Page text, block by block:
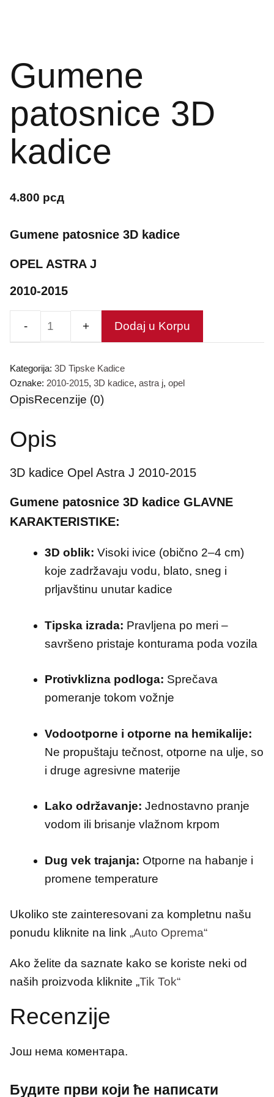
Gumene
patosnice 3D
kadice
4.800 рсд
Gumene patosnice 3D kadice
OPEL ASTRA J
2010-2015
Gumene
3D
kadice
количина
Dodaj u Korpu
Kategorija: 3D Tipske Kadice
Oznake: 2010-2015, 3D kadice, astra j, opel
OpisRecenzije (0)
Opis
3D kadice Opel Astra J 2010-2015
Gumene patosnice 3D kadice GLAVNE
KARAKTERISTIKE:
3D oblik: Visoki ivice (obično 2–4 cm)
koje zadržavaju vodu, blato, sneg i
prljavštinu unutar kadice
Tipska izrada: Pravljena po meri –
savršeno pristaje konturama poda vozila
Protivklizna podloga: Sprečava
pomeranje tokom vožnje
Vodootporne i otporne na hemikalije:
Ne propuštaju tečnost, otporne na ulje, so
i druge agresivne materije
Lako održavanje: Jednostavno pranje
vodom ili brisanje vlažnom krpom
Dug vek trajanja: Otporne na habanje i
promene temperature
Ukoliko ste zainteresovani za kompletnu našu
ponudu kliknite na link „Auto Oprema“​
Ako želite da saznate kako se koriste neki od
naših proizvoda kliknite „Tik Tok“
Recenzije
Још нема коментара.
Будите први који ће написати